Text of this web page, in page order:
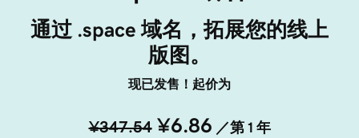
通过 .space 域名，拓展您的线上
版图。
现已发售！起价为
¥347.54 ¥6.86 ／第 1 年